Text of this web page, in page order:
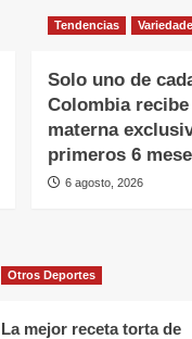
Tendencias
Solo uno de
Colombia
materna
primeros 6
6 agosto, 2026
Otros Deportes
La mejor receta torta de